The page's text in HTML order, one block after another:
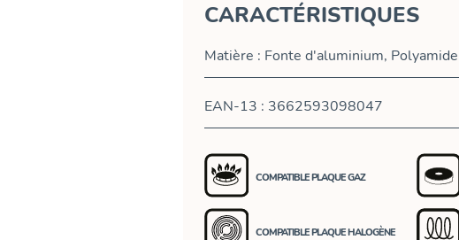
CARACTÉRISTIQUES
Matière : Fonte d'aluminium,
EAN-13 : 3662593098047
COMPATIBLE PLAQUE GAZ
COMPATIBLE PLAQUE HALOGÈNE